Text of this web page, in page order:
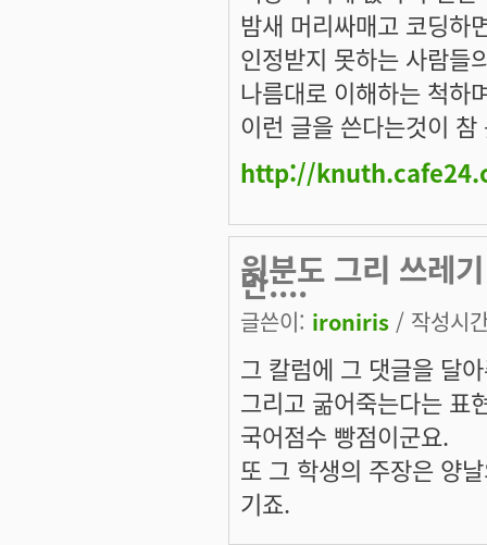
밤새 머리싸매고 코딩하
인정받지 못하는 사람들
나름대로 이해하는 척하
이런 글을 쓴다는것이
http://
윗분도 그리 쓰레
만....
글쓴이: ironiris / 작성시
그 칼럼에 그 댓글을 달
그리고 굶어죽는다는 표
국어점수 빵점이군요.
또 그 학생의 주장은 양
기죠.